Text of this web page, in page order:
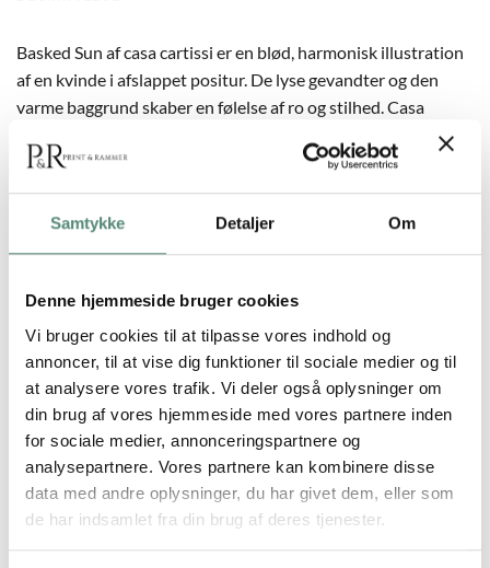
Samtykke Detaljer Om
Denne hjemmeside bruger cookies
Vi bruger cookies til at tilpasse vores indhold og
annoncer, til at vise dig funktioner til sociale medier og til
at analysere vores trafik. Vi deler også oplysninger om
din brug af vores hjemmeside med vores partnere inden
for sociale medier, annonceringspartnere og
analysepartnere. Vores partnere kan kombinere disse
data med andre oplysninger, du har givet dem, eller som
de har indsamlet fra din brug af deres tjenester.
Basked Sun af casa cartissi er en blød, harmonisk illustration
af en kvinde i afslappet positur. De lyse gevandter og den
varme baggrund skaber en følelse af ro og stilhed. Casa
cartissi bruger enkle linjer og varme farver for at fremhæve
motivets blide udtryk. Perfekt til soveværelset, stuen eller et
hjemmekontor, hvor man ønsker en afslappende, poetisk
atmosfære.
STØRRELSE 29,7×42 cm, 42×59,4 cm, 50×70 cm
ANMELDELSER